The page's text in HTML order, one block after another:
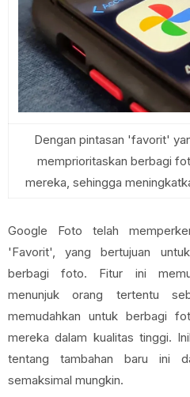
Dengan pintasan 'favorit'
memprioritaskan berbagi
mereka, sehingga
Google Foto telah
'Favorit', yang bertujuan
berbagi foto. Fitur ini
menunjuk orang tertentu
memudahkan untuk berbagi
mereka dalam kualitas tinggi.
tentang tambahan baru ini
semaksimal mungkin.